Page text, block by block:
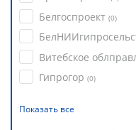
Белгоспроект (0)
Витебское
Гипрогор (0)
Показать все